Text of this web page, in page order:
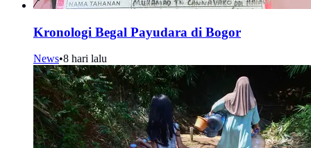
Kronologi Begal Payudara di Bogor
News•8 hari lalu